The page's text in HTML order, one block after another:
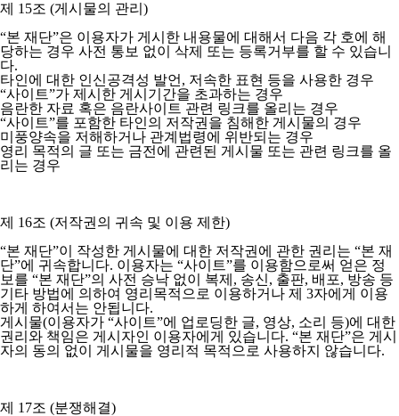
제 15조 (게시물의 관리)
“본 재단”은 이용자가 게시한 내용물에 대해서 다음 각 호에 해
당하는 경우 사전 통보 없이 삭제 또는 등록거부를 할 수 있습니
다.
타인에 대한 인신공격성 발언, 저속한 표현 등을 사용한 경우
“사이트”가 제시한 게시기간을 초과하는 경우
음란한 자료 혹은 음란사이트 관련 링크를 올리는 경우
“사이트”를 포함한 타인의 저작권을 침해한 게시물의 경우
미풍양속을 저해하거나 관계법령에 위반되는 경우
영리 목적의 글 또는 금전에 관련된 게시물 또는 관련 링크를 올
리는 경우
제 16조 (저작권의 귀속 및 이용 제한)
“본 재단”이 작성한 게시물에 대한 저작권에 관한 권리는 “본 재
단”에 귀속합니다. 이용자는 “사이트”를 이용함으로써 얻은 정
보를 “본 재단”의 사전 승낙 없이 복제, 송신, 출판, 배포, 방송 등
기타 방법에 의하여 영리목적으로 이용하거나 제 3자에게 이용
하게 하여서는 안됩니다.
게시물(이용자가 “사이트”에 업로딩한 글, 영상, 소리 등)에 대한
권리와 책임은 게시자인 이용자에게 있습니다. “본 재단”은 게시
자의 동의 없이 게시물을 영리적 목적으로 사용하지 않습니다.
제 17조 (분쟁해결)